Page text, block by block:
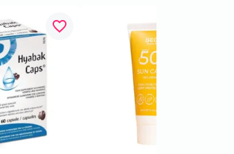
favorite_border